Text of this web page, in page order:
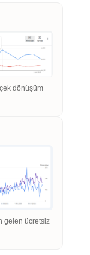
dönüşüm
gelen ücretsiz